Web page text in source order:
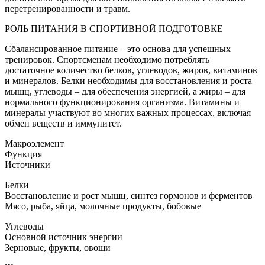
перетренированности и травм.
РОЛЬ ПИТАНИЯ В СПОРТИВНОЙ ПОДГОТОВКЕ
Сбалансированное питание – это основа для успешных
тренировок. Спортсменам необходимо потреблять
достаточное количество белков, углеводов, жиров, витаминов
и минералов. Белки необходимы для восстановления и роста
мышц, углеводы – для обеспечения энергией, а жиры – для
нормального функционирования организма. Витамины и
минералы участвуют во многих важных процессах, включая
обмен веществ и иммунитет.
Макроэлемент
Функция
Источники
Белки
Восстановление и рост мышц, синтез гормонов и ферментов
Мясо, рыба, яйца, молочные продукты, бобовые
Углеводы
Основной источник энергии
Зерновые, фрукты, овощи